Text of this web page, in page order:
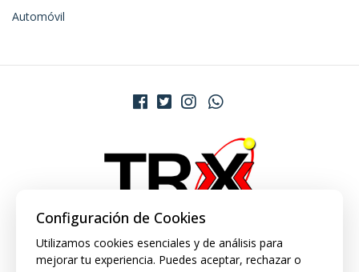
Automóvil
Configuración de Cookies
Utilizamos cookies esenciales y de análisis para
mejorar tu experiencia. Puedes aceptar, rechazar o